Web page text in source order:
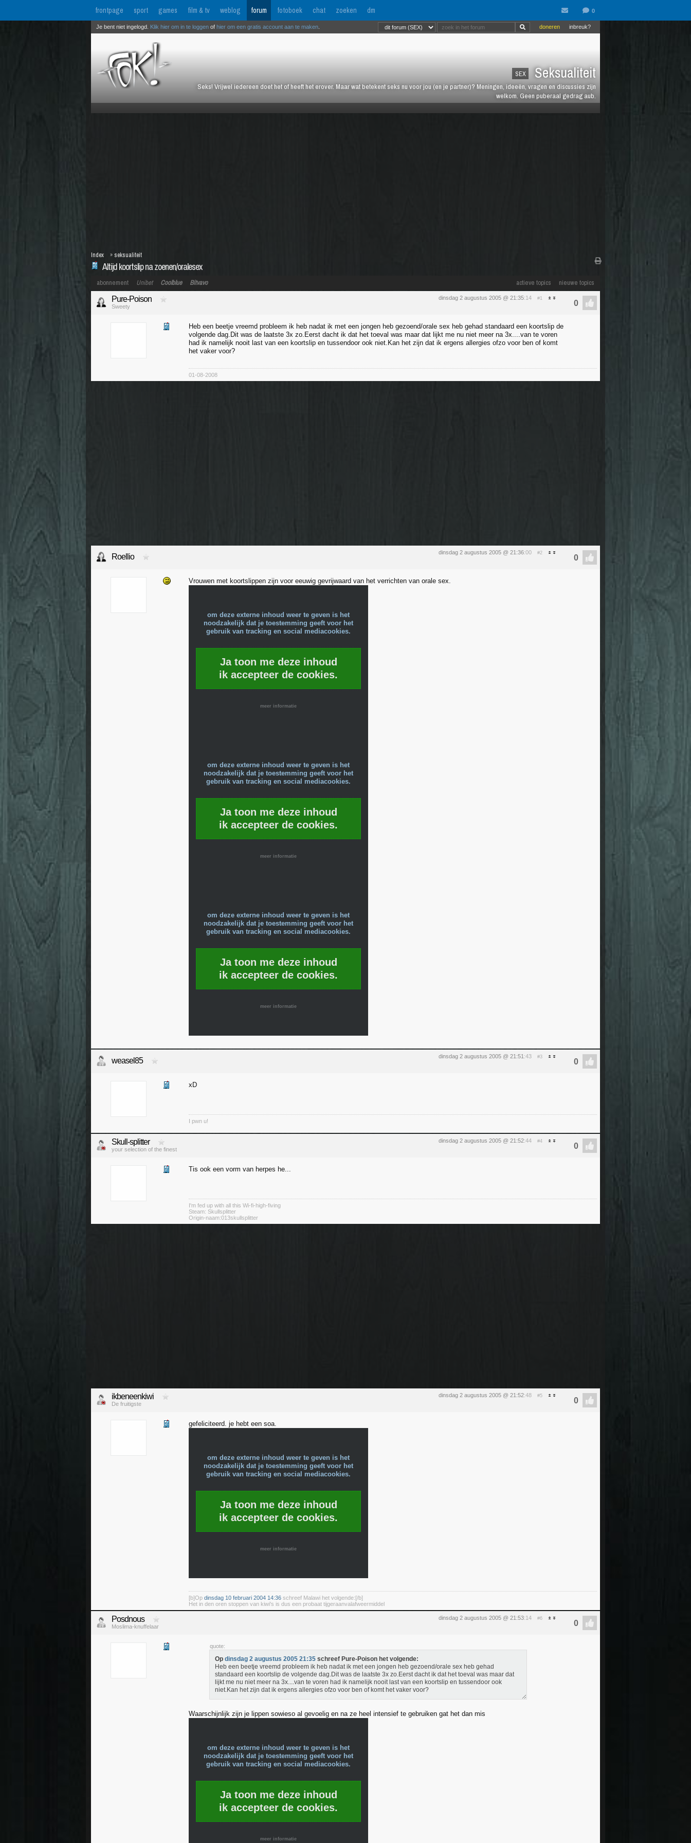
frontpage sport games film & tv weblog forum fotoboek chat zoeken dm
SEX Seksualiteit
Seks! Vrijwel iedereen doet het of heeft het erover. Maar wat betekent seks nu voor jou (en je partner)? Meningen, ideeën, vragen en discussies zijn
welkom. Geen puberaal gedrag aub.
inbreuk?
doneren
Je bent niet ingelogd. Klik hier om in te loggen of hier om een gratis account aan te maken
Altijd koortslip na zoenen/oralesex
Index » seksualiteit
actieve topics nieuwe topics
abonnement Unibet Coolblue Bitvavo
dinsdag 2 augustus 2005 @ 21:35:14 #1
Pure-Poison
Sweety
Heb een beetje vreemd probleem ik heb nadat ik met een jongen heb gezoend/orale sex heb gehad standaard een koortslip de
volgende dag.Dit was de laatste 3x zo.Eerst dacht ik dat het toeval was maar dat lijkt me nu niet meer na 3x....van te voren
had ik namelijk nooit last van een koortslip en tussendoor ook niet.Kan het zijn dat ik ergens allergies ofzo voor ben of komt
het vaker voor?
01-08-2008
dinsdag 2 augustus 2005 @ 21:36:00 #2
Roellio
Vrouwen met koortslippen zijn voor eeuwig gevrijwaard van het verrichten van orale sex.
om deze externe inhoud weer te geven is het
noodzakelijk dat je toestemming geeft voor het
gebruik van tracking en social mediacookies.
Ja toon me deze inhoud
ik accepteer de cookies.
meer informatie
om deze externe inhoud weer te geven is het
noodzakelijk dat je toestemming geeft voor het
gebruik van tracking en social mediacookies.
Ja toon me deze inhoud
ik accepteer de cookies.
meer informatie
om deze externe inhoud weer te geven is het
noodzakelijk dat je toestemming geeft voor het
gebruik van tracking en social mediacookies.
Ja toon me deze inhoud
ik accepteer de cookies.
meer informatie
dinsdag 2 augustus 2005 @ 21:51 :43 #3
weasel85
xD
I pwn u!
dinsdag 2 augustus 2005 @ 21:52:44 #4
Skull-splitter
your selection of the finest
Tis ook een vorm van herpes he...
I'm fed up with all this Wi-fi-high-fiving
Steam: Skullsplitter
Origin-naam:013skullsplitter
dinsdag 2 augustus 2005 @ 21:52:48 #5
ikbeneenkiwi
De fruitigste
gefeliciteerd. je hebt een soa.
om deze externe inhoud weer te geven is het
noodzakelijk dat je toestemming geeft voor het
gebruik van tracking en social mediacookies.
Ja toon me deze inhoud
ik accepteer de cookies.
meer informatie
[b]Op dinsdag 10 februari 2004 14:36 schreef Malawi het volgende:[/b]
Het in den oren stoppen van kiwi's is dus een probaat tijgeraanvalafweermiddel
dinsdag 2 augustus 2005 @ 21:53:14 #6
Posdnous
Moslima-knuffelaar
quote:
Op dinsdag 2 augustus 2005 21:35 schreef Pure-Poison het volgende:
Heb een beetje vreemd probleem ik heb nadat ik met een jongen heb gezoend/orale sex heb gehad
standaard een koortslip de volgende dag.Dit was de laatste 3x zo.Eerst dacht ik dat het toeval was maar dat
lijkt me nu niet meer na 3x....van te voren had ik namelijk nooit last van een koortslip en tussendoor ook
niet.Kan het zijn dat ik ergens allergies ofzo voor ben of komt het vaker voor?
Waarschijnlijk zijn je lippen sowieso al gevoelig en na ze heel intensief te gebruiken gat het dan mis
om deze externe inhoud weer te geven is het
noodzakelijk dat je toestemming geeft voor het
gebruik van tracking en social mediacookies.
Ja toon me deze inhoud
ik accepteer de cookies.
meer informatie